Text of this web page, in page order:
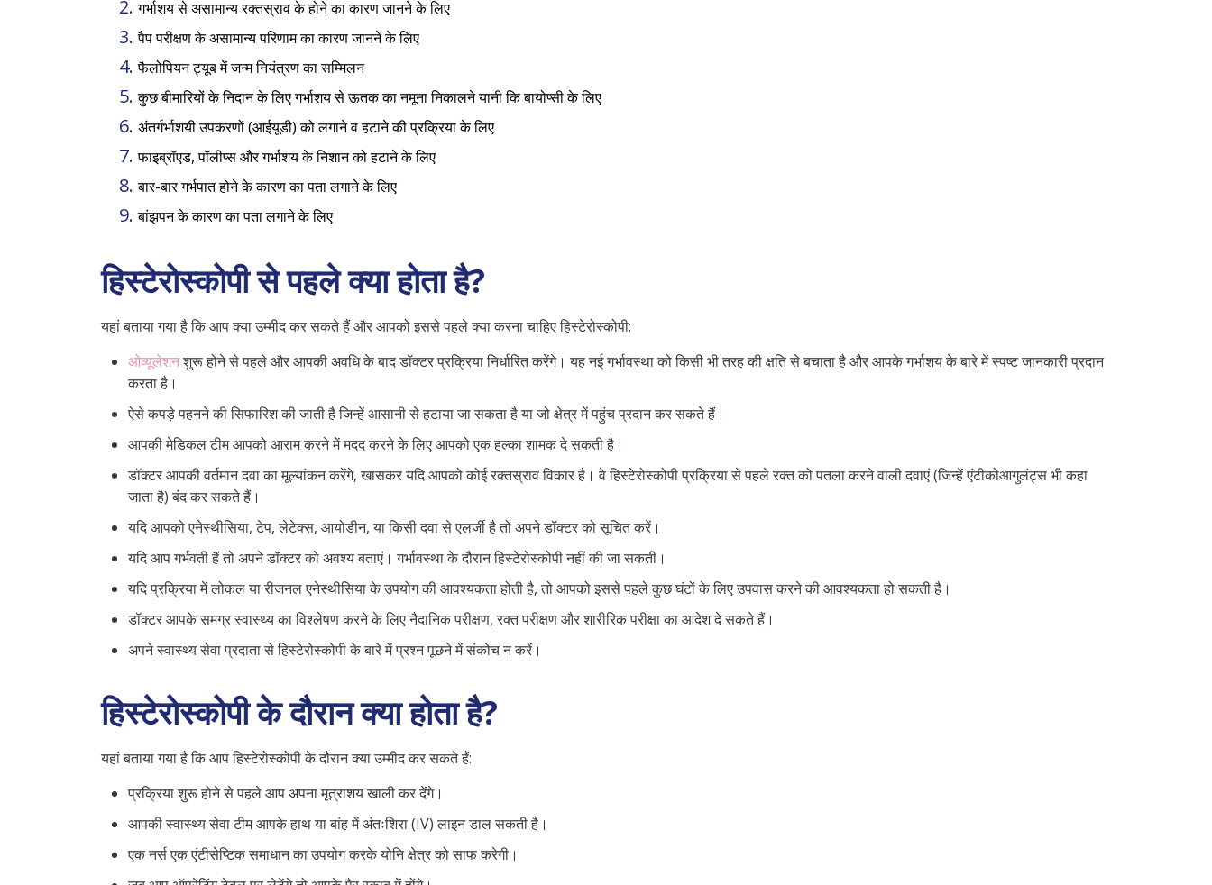
गर्भाशय से असामान्य रक्तस्राव के होने का कारण जानने के लिए
पैप परीक्षण के असामान्य परिणाम का कारण जानने के लिए
फैलोपियन ट्यूब में जन्म नियंत्रण का सम्मिलन
कुछ बीमारियों के निदान के लिए गर्भाशय से ऊतक का नमूना निकालने यानी कि बायोप्सी के लिए
अंतर्गर्भाशयी उपकरणों (आईयूडी) को लगाने व हटाने की प्रक्रिया के लिए
फाइब्रॉएड, पॉलीप्स और गर्भाशय के निशान को हटाने के लिए
बार-बार गर्भपात होने के कारण का पता लगाने के लिए
बांझपन के कारण का पता लगाने के लिए
हिस्टेरोस्कोपी से पहले क्या होता है?
यहां बताया गया है कि आप क्या उम्मीद कर सकते हैं और आपको इससे पहले क्या करना चाहिए हिस्टेरोस्कोपी:
ओव्यूलेशनशुरू होने से पहले और आपकी अवधि के बाद डॉक्टर प्रक्रिया निर्धारित करेंगे। यह नई गर्भावस्था को किसी भी तरह की क्षति से बचाता है और आपके गर्भाशय के बारे में स्पष्ट जानकारी प्रदान
करता है।
ऐसे कपड़े पहनने की सिफारिश की जाती है जिन्हें आसानी से हटाया जा सकता है या जो क्षेत्र में पहुंच प्रदान कर सकते हैं।
आपकी मेडिकल टीम आपको आराम करने में मदद करने के लिए आपको एक हल्का शामक दे सकती है।
डॉक्टर आपकी वर्तमान दवा का मूल्यांकन करेंगे, खासकर यदि आपको कोई रक्तस्राव विकार है। वे हिस्टेरोस्कोपी प्रक्रिया से पहले रक्त को पतला करने वाली दवाएं (जिन्हें एंटीकोआगुलंट्स भी कहा
जाता है) बंद कर सकते हैं।
यदि आपको एनेस्थीसिया, टेप, लेटेक्स, आयोडीन, या किसी दवा से एलर्जी है तो अपने डॉक्टर को सूचित करें।
यदि आप गर्भवती हैं तो अपने डॉक्टर को अवश्य बताएं। गर्भावस्था के दौरान हिस्टेरोस्कोपी नहीं की जा सकती।
यदि प्रक्रिया में लोकल या रीजनल एनेस्थीसिया के उपयोग की आवश्यकता होती है, तो आपको इससे पहले कुछ घंटों के लिए उपवास करने की आवश्यकता हो सकती है।
डॉक्टर आपके समग्र स्वास्थ्य का विश्लेषण करने के लिए नैदानिक ​​परीक्षण, रक्त परीक्षण और शारीरिक परीक्षा का आदेश दे सकते हैं।
अपने स्वास्थ्य सेवा प्रदाता से हिस्टेरोस्कोपी के बारे में प्रश्न पूछने में संकोच न करें।
हिस्टेरोस्कोपी के दौरान क्या होता है?
यहां बताया गया है कि आप हिस्टेरोस्कोपी के दौरान क्या उम्मीद कर सकते हैं:
प्रक्रिया शुरू होने से पहले आप अपना मूत्राशय खाली कर देंगे।
आपकी स्वास्थ्य सेवा टीम आपके हाथ या बांह में अंतःशिरा (IV) लाइन डाल सकती है।
एक नर्स एक एंटीसेप्टिक समाधान का उपयोग करके योनि क्षेत्र को साफ करेगी।